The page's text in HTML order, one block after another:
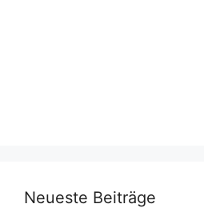
Neueste Beiträge